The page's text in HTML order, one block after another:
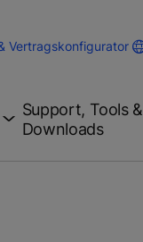
Vertragskonfigurator
Support, Tools &
Downloads